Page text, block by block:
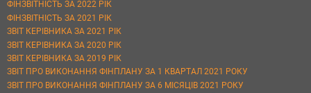
ФІНЗВІТНІСТЬ ЗА 2022 РІК
ФІНЗВІТНІСТЬ ЗА 2021 РІК
ЗВІТ КЕРІВНИКА ЗА 2021 РІК
ЗВІТ КЕРІВНИКА ЗА 2020 РІК
ЗВІТ КЕРІВНИКА ЗА 2019 РІК
ЗВІТ ПРО ВИКОНАННЯ ФІНПЛАНУ ЗА 1 КВАРТАЛ 2021 РОКУ
ЗВІТ ПРО ВИКОНАННЯ ФІНПЛАНУ ЗА 6 МІСЯЦІВ 2021 РОКУ